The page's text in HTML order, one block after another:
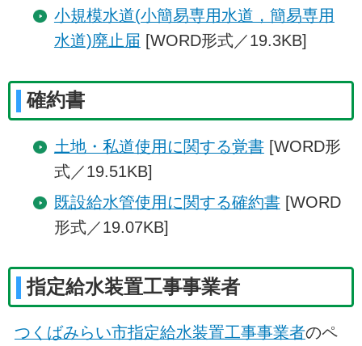
小規模水道(小簡易専用水道，簡易専用
水道)廃止届 [WORD形式／19.3KB]
確約書
土地・私道使用に関する覚書[WORD形
式／19.51KB]
既設給水管使用に関する確約書[WORD
形式／19.07KB]
指定給水装置工事事業者
つくばみらい市指定給水装置工事事業者のペ